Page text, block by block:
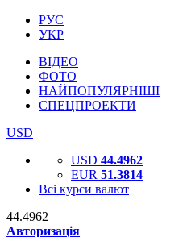
РУС
УКР
ВІДЕО
ФОТО
НАЙПОПУЛЯРНІШІ
СПЕЦПРОЕКТИ
USD
USD 44.4962
EUR 51.3814
Всі курси валют
44.4962
Авторизація